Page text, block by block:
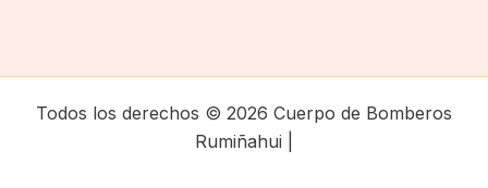
Todos los derechos © 2026 Cuerpo de Bomberos
Rumiñahui |